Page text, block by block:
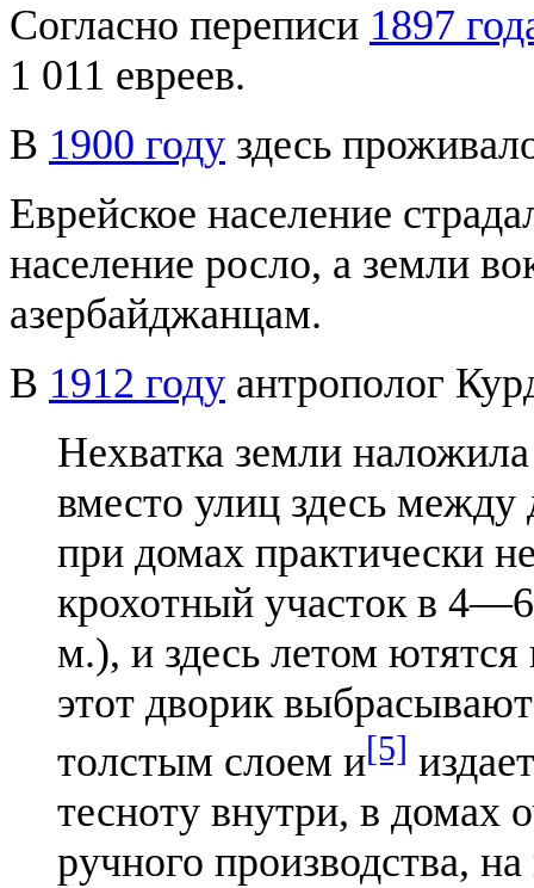
Согласно переписи 1897
1 011 евреев.
В 1900 году здесь
Еврейское население
население росло, а земли
азербайджанцам.
В 1912 году антрополог
Нехватка земли
вместо улиц здесь
при домах практически
крохотный участок в
м.), и здесь летом
этот дворик
толстым слоем и[5]
тесноту внутри, в домах
ручного производства,